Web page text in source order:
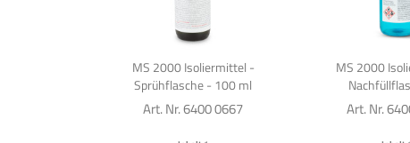
MS 2000 Isoliermittel -
Sprühflasche - 100 ml
Art. Nr. 6400 0667
MS 2000
Art. Nr.